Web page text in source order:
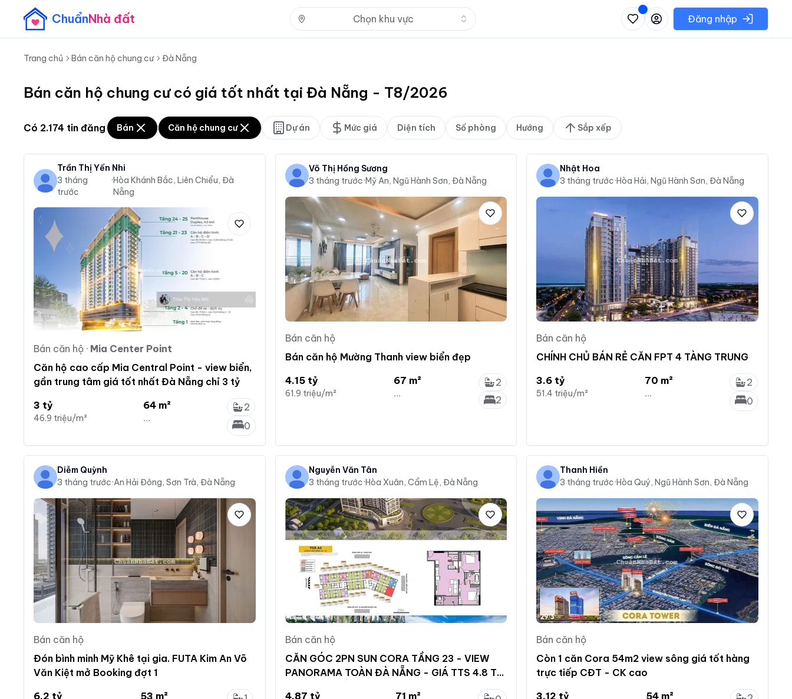
ChuẩnNhà đất Chọn khu vực Nhấn để mở danh sách các khu vực có thể chọnĐăng nhập
Trang chủ Bán căn hộ chung cư Đà Nẵng
Bán căn hộ chung cư có giá tốt nhất tại Đà Nẵng - T8/2026
Có 2.174 tin đăng Bán Căn hộ chung cư Dự án Mức giá Diện tích Số phòng Hướng Sắp xếp
Trần Thị Yến Nhi
3 tháng
trước
·Hòa Khánh Bắc, Liên Chiểu, Đà
Nẵng
Bán căn hộ · Mia Center Point
Căn hộ cao cấp Mia Central Point - view biển,
gần trung tâm giá tốt nhất Đà Nẵng chỉ 3 tỷ
3 tỷ
46.9 triệu/m²
64 m²
...
2
0
Võ Thị Hồng Sương
3 tháng trước·Mỹ An, Ngũ Hành Sơn, Đà Nẵng
Bán căn hộ
Bán căn hộ Mường Thanh view biển đẹp
4.15 tỷ
61.9 triệu/m²
67 m²
...
2
2
Nhật Hoa
3 tháng trước·Hòa Hải, Ngũ Hành Sơn, Đà Nẵng
Bán căn hộ
CHÍNH CHỦ BÁN RẺ CĂN FPT 4 TÀNG TRUNG
3.6 tỷ
51.4 triệu/m²
70 m²
...
2
0
Diễm Quỳnh
3 tháng trước·An Hải Đông, Sơn Trà, Đà Nẵng
Bán căn hộ
Đón bình minh Mỹ Khê tại gia. FUTA Kim An Võ
Văn Kiệt mở Booking đợt 1
6.2 tỷ
53 m²
Nguyễn Văn Tân
3 tháng trước·Hòa Xuân, Cẩm Lệ, Đà Nẵng
Bán căn hộ
CĂN GÓC 2PN SUN CORA TẦNG 23 - VIEW
PANORAMA TOÀN ĐÀ NẴNG - GIÁ TTS 4.8 TỶ
4.87 tỷ
71 m²
Thanh Hiền
3 tháng trước·Hòa Quý, Ngũ Hành Sơn, Đà Nẵng
Bán căn hộ
Còn 1 căn Cora 54m2 view sông giá tốt hàng
trực tiếp CĐT - CK cao
3.12 tỷ
54 m²